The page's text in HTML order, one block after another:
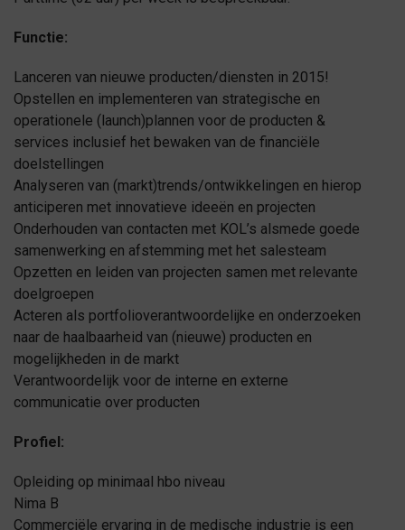
Functie:
Lanceren van nieuwe producten/diensten in 2015!
Opstellen en implementeren van strategische en
operationele (launch)plannen voor de producten &
services inclusief het bewaken van de financiële
doelstellingen
Analyseren van (markt)trends/ontwikkelingen en hierop
anticiperen met innovatieve ideeën en projecten
Onderhouden van contacten met KOL’s alsmede goede
samenwerking en afstemming met het salesteam
Opzetten en leiden van projecten samen met relevante
doelgroepen
Acteren als portfolioverantwoordelijke en onderzoeken
naar de haalbaarheid van (nieuwe) producten en
mogelijkheden in de markt
Verantwoordelijk voor de interne en externe
communicatie over producten
Profiel:
Opleiding op minimaal hbo niveau
Nima B
Commerciële ervaring in de medische industrie is een